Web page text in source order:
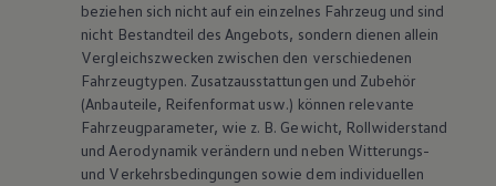
beziehen sich nicht auf ein einzelnes Fahrzeug und sind
nicht Bestandteil des Angebots, sondern dienen allein
Vergleichszwecken zwischen den verschiedenen
Fahrzeugtypen. Zusatzausstattungen und Zubehör
(Anbauteile, Reifenformat usw.) können relevante
Fahrzeugparameter, wie z. B. Gewicht, Rollwiderstand
und Aerodynamik verändern und neben Witterungs-
und Verkehrsbedingungen sowie dem individuellen